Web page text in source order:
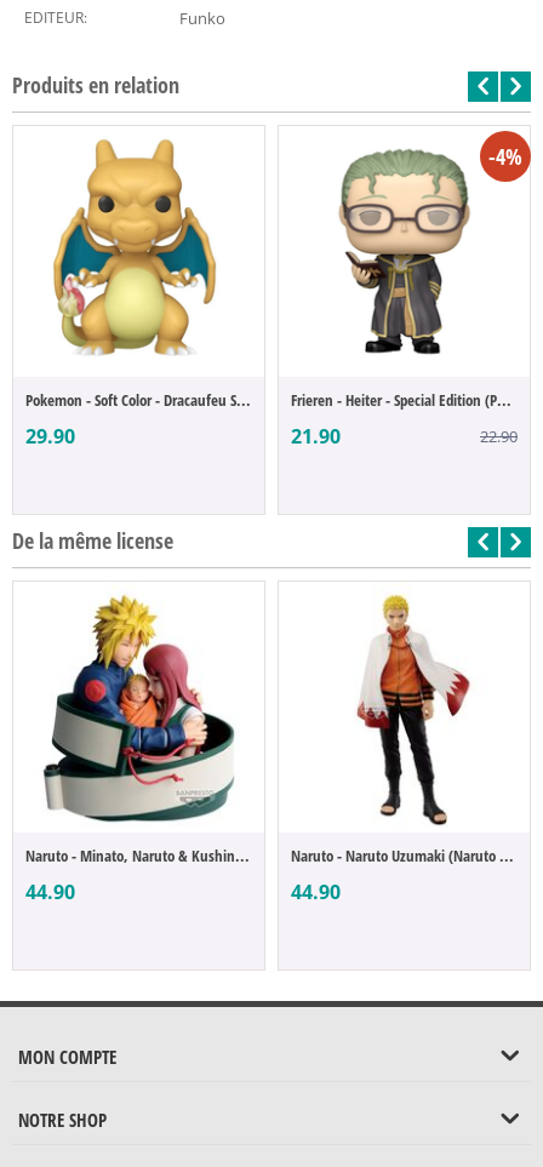
EDITEUR: Funko
Produits en relation
Pokemon - Soft Color - Dracaufeu Special ...
29.90
-4%
Frieren - Heiter - Special Edition (POP F...
21.90 22.90
De la même license
Naruto - Minato, Naruto & Kushina (Naruto...
44.90
Naruto - Naruto Uzumaki (Naruto 72 series)
44.90
MON COMPTE
NOTRE SHOP